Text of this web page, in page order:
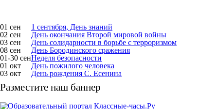
01 сен
1 сентября, День знаний
02 сен
День окончания Второй мировой войны
03 сен
День солидарности в борьбе с терроризмом
08 сен
День Бородинского сражения
01-30 сенНеделя безопасности
01 окт
День пожилого человека
03 окт
День рождения С. Есенина
Разместите наш баннер